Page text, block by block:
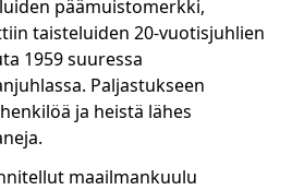
päämuistomerkki,
taisteluiden 20-vuotisjuhlien
1959 suuressa
Paljastukseen
ja heistä lähes
maailmankuulu